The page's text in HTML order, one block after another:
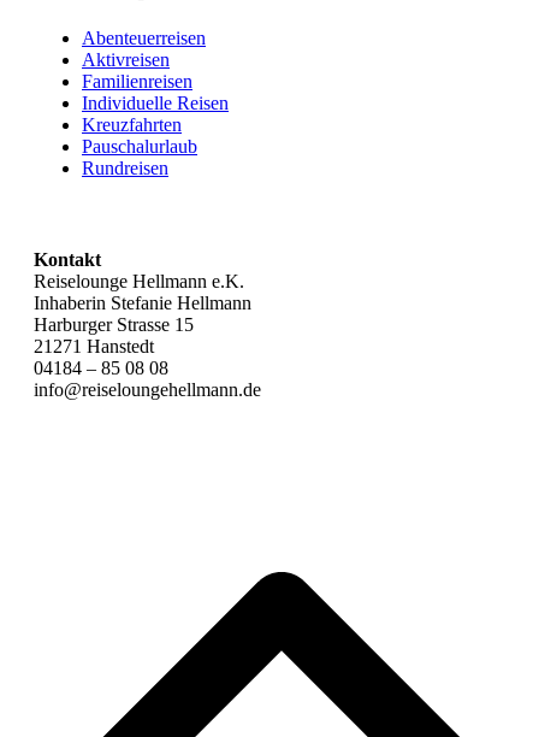
Abenteuerreisen
Aktivreisen
Familienreisen
Individuelle Reisen
Kreuzfahrten
Pauschalurlaub
Rundreisen
Kontakt
Reiselounge Hellmann e.K.
Inhaberin Stefanie Hellmann
Harburger Strasse 15
21271 Hanstedt
04184 – 85 08 08
info@reiseloungehellmann.de